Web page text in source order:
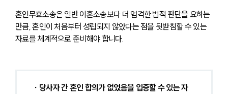
혼인무효소송은 일반 이혼소송보다 더 엄격한 법적 판단을 요하는
만큼, 혼인이 처음부터 성립되지 않았다는 점을 뒷받침할 수 있는
자료를 체계적으로 준비해야 합니다.
∙ 당사자 간 혼인 합의가 없었음을 입증할 수 있는 자